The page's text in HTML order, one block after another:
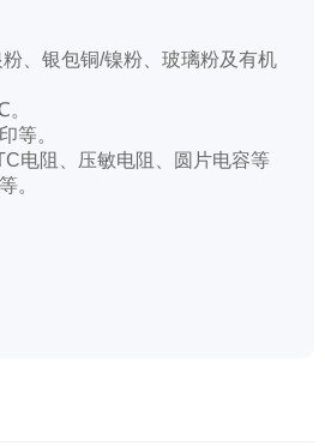
、银包铜/镍粉、玻璃粉及有机
等。
电阻、压敏电阻、圆片电容等
。